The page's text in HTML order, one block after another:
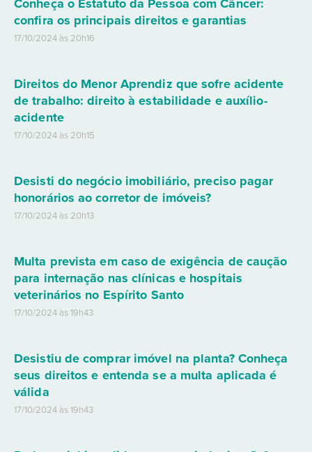
Conheça o Estatuto da Pessoa com Câncer:
confira os principais direitos e garantias
17/10/2024 às 20h16
Direitos do Menor Aprendiz que sofre acidente
de trabalho: direito à estabilidade e auxílio-
acidente
17/10/2024 às 20h15
Desisti do negócio imobiliário, preciso pagar
honorários ao corretor de imóveis?
17/10/2024 às 20h13
Multa prevista em caso de exigência de caução
para internação nas clínicas e hospitais
veterinários no Espírito Santo
17/10/2024 às 19h43
Desistiu de comprar imóvel na planta? Conheça
seus direitos e entenda se a multa aplicada é
válida
17/10/2024 às 19h43